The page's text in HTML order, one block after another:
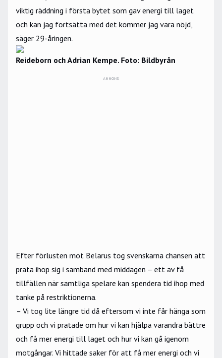
viktig räddning i första bytet som gav energi till laget
och kan jag fortsätta med det kommer jag vara nöjd,
säger 29-åringen.
Reideborn och Adrian Kempe. Foto: Bildbyrån
ANNONS
Efter förlusten mot Belarus tog svenskarna chansen att
prata ihop sig i samband med middagen – ett av få
tillfällen när samtliga spelare kan spendera tid ihop med
tanke på restriktionerna.
– Vi tog lite längre tid då eftersom vi inte får hänga som
grupp och vi pratade om hur vi kan hjälpa varandra bättre
och få mer energi till laget och hur vi kan gå igenom
motgångar. Vi hittade saker för att få mer energi och vi